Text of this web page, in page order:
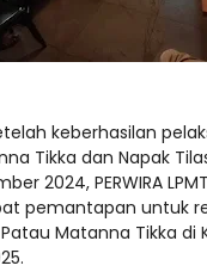
keberhasilan
Tikka dan Napak
2024, PERWIRA
pemantapan untuk
Matanna Tikka di